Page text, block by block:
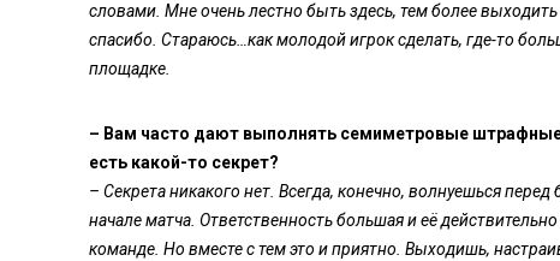
словами. Мне очень лестно быть здесь, тем более
спасибо. Стараюсь…как молодой игрок сделать, где-то
площадке.
– Вам часто дают выполнять семиметровые
есть какой-то секрет?
– Секрета никакого нет. Всегда, конечно, волнуешься
начале матча. Ответственность большая и её
команде. Но вместе с тем это и приятно. Выходишь,